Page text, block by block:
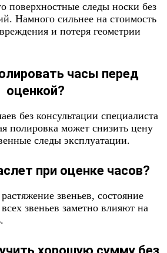
поверхностные следы носки без
Намного сильнее на стоимость
и потеря геометрии
часы перед
оценкой?
без консультации специалиста
полировка может снизить цену
следы эксплуатации.
при оценке часов?
звеньев, состояние
звеньев заметно влияют на